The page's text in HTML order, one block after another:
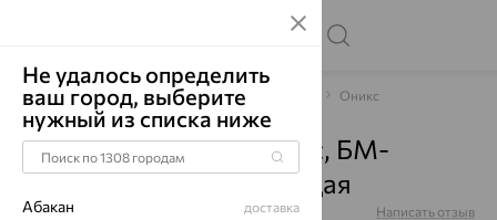
Главная Каталог Браслеты декоративные Оникс
Браслет, серебро, оникс, БМ-
ТЧ-066 Быстрослышащая
Артикул: БМ-ТЧ-066 Быстрослышащая Написать отзыв
Не удалось определить
ваш город, выберите
нужный из списка ниже
Абакан доставка